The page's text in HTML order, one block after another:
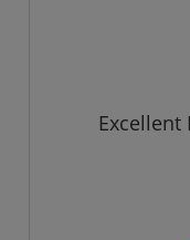
Excellent